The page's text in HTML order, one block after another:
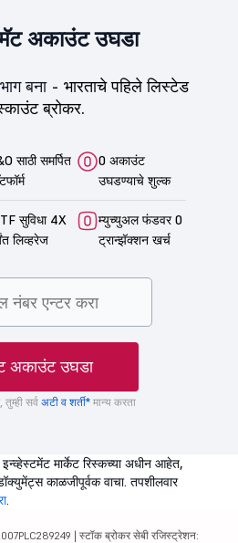
अकाउंट उघडा
बना - भारताचे पहिले लिस्टेड
ब्रोकर.
साठी समर्पित
0 अकाउंट
उघडण्याचे शुल्क
सुविधा 4X
लिव्हरेज
म्युच्युअल फंडवर 0
ट्रान्झॅक्शन खर्च
अकाउंट उघडा
तुम्ही सर्व अटी व शर्ती* मान्य करता
इन्व्हेस्टमेंट मार्केट रिस्कच्या अधीन आहेत,
काळजीपूर्वक वाचा. तपशीलवार
.
| स्टॉक ब्रोकर सेबी रजिस्ट्रेशन: